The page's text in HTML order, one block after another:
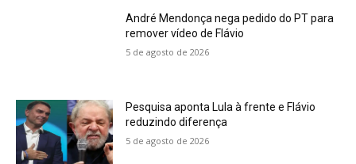
André Mendonça nega pedido do PT para
remover vídeo de Flávio
5 de agosto de 2026
Pesquisa aponta Lula à frente e Flávio
reduzindo diferença
5 de agosto de 2026